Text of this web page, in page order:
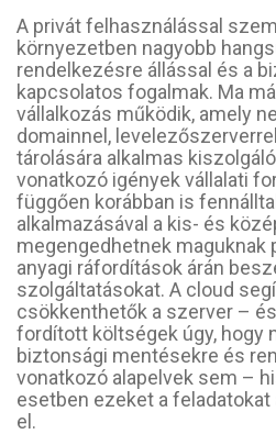
A privát felhasználással
környezetben nagyobb
rendelkezésre állással és a
kapcsolatos fogalmak. Ma
vállalkozás működik, amely
domainnel,
tárolására alkalmas
vonatkozó igények vállalati
függően korábban is
alkalmazásával a kis- és
megengedhetnek maguknak
anyagi ráfordítások árán
szolgáltatásokat. A cloud
csökkenthetők a szerver –
fordított költségek úgy, hogy
biztonsági mentésekre és
vonatkozó alapelvek sem –
esetben ezeket a
el.